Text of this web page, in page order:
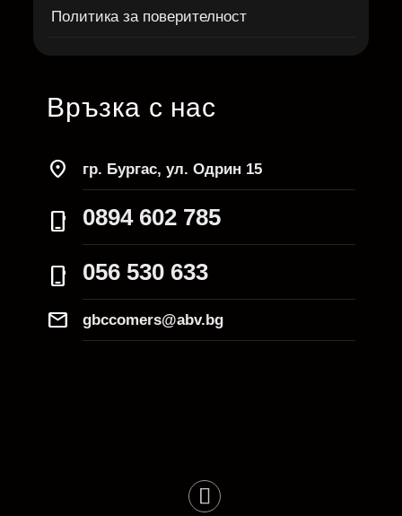
Политика за поверителност
Връзка с нас
location_on гр. Бургас, ул. Одрин 15
phone_iphone 0894 602 785
phone_iphone 056 530 633
Mail gbccomers@abv.bg